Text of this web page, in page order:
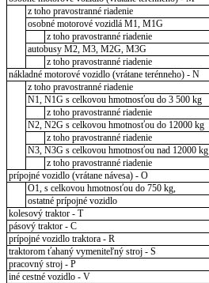
z toho pravostranné riadenie
osobné motorové vozidlá M1, M1G
z toho pravostranné riadenie
autobusy M2, M3, M2G, M3G
z toho pravostranné riadenie
nákladné motorové vozidlo (vrátane terénneho) - N
z toho pravostranné riadenie
N1, N1G s celkovou hmotnosťou do 3 500 kg
z toho pravostranné riadenie
N2, N2G s celkovou hmotnosťou do 12000 kg
z toho pravostranné riadenie
N3, N3G s celkovou hmotnosťou nad 12000 kg
z toho pravostranné riadenie
prípojné vozidlo (vrátane návesa) - O
O1, s celkovou hmotnosťou do 750 kg,
ostatné prípojné vozidlo
kolesový traktor - T
pásový traktor - C
prípojné vozidlo traktora - R
traktorom ťahaný vymeniteľný stroj - S
pracovný stroj - P
iné cestné vozidlo - V